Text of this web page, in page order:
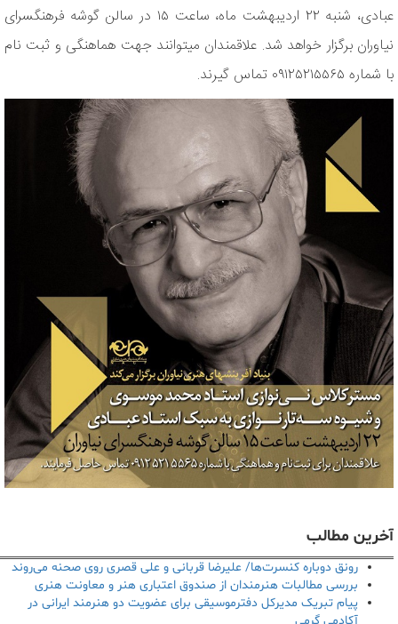
عبادی، شنبه ۲۲ اردیبهشت ماه، ساعت ۱۵ در سالن گوشه فرهنگسرای
نیاوران برگزار خواهد شد. علاقمندان می‎توانند جهت هماهنگی و ثبت نام
با شماره ۰۹۱۲۵۲۱۵۵۶۵ تماس گیرند.
آخرین مطالب
رونق دوباره کنسرت‌ها/ علیرضا قربانی و علی قصری روی صحنه می‌روند
بررسی مطالبات هنرمندان از صندوق اعتباری هنر و معاونت هنری
پیام تبریک مدیرکل دفترموسیقی برای عضویت دو هنرمند ایرانی در
آکادمی گرمی